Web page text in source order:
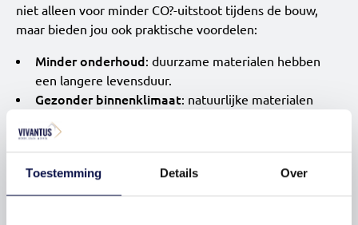
Toestemming Details Over
niet alleen voor minder CO?-uitstoot tijdens de bouw,
maar bieden jou ook praktische voordelen:
Minder onderhoud: duurzame materialen hebben
een langere levensduur.
Gezonder binnenklimaat: natuurlijke materialen
verbeteren de luchtkwaliteit.
Toekomstbestendige kwaliteit
topconditie.